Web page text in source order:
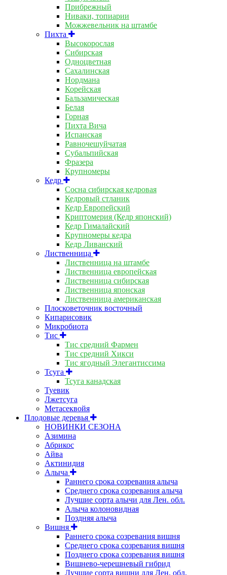
Прибрежный
Ниваки, топиарии
Можжевельник на штамбе
Пихта
Высокорослая
Сибирская
Одноцветная
Сахалинская
Нордмана
Корейская
Бальзамическая
Белая
Горная
Пихта Вича
Испанская
Равночешуйчатая
Субальпийская
Фразера
Крупномеры
Кедр
Сосна сибирская кедровая
Кедровый стланик
Кедр Европейский
Криптомерия (Кедр японский)
Кедр Гималайский
Крупномеры кедра
Кедр Ливанский
Лиственница
Лиственница на штамбе
Лиственница европейская
Лиственница сибирская
Лиственница японская
Лиственница американская
Плосковеточник восточный
Кипарисовик
Микробиота
Тис
Тис средний Фармен
Тис средний Хикси
Тис ягодный Элегантиссима
Тсуга
Тсуга канадская
Туевик
Лжетсуга
Метасеквойя
Плодовые деревья
НОВИНКИ СЕЗОНА
Азимина
Абрикос
Айва
Актинидия
Алыча
Раннего срока созревания алыча
Среднего срока созревания алыча
Лучшие сорта алычи для Лен. обл.
Алыча колоновидная
Поздняя алыча
Вишня
Раннего срока созревания вишня
Среднего срока созревания вишня
Позднего срока созревания вишня
Вишнево-черешневый гибрид
Лучшие сорта вишни для Лен. обл.